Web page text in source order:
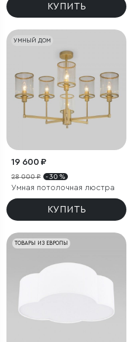
КУПИТЬ
УМНЫЙ ДОМ
19 600 ₽
28 000 ₽ - 30 %
Умная потолочная люстра
КУПИТЬ
ТОВАРЫ ИЗ ЕВРОПЫ